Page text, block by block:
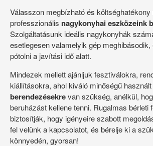
Válasszon megbízható és költséghatékony
professzionális nagykonyhai eszközeink
Szolgáltatásunk ideális nagykonyhák
esetlegesen valamelyik gép meghibásodik,
pótolni a javítási idő alatt.
Mindezek mellett ajánljuk fesztiválokra,
kiállításokra, ahol kiváló minőségű használt
berendezésekrevan szükség, anélkül,
beruházást kellene tenni. Rugalmas bérleti
biztosítják, hogy igényeire szabott
fel velünk a kapcsolatot, és bérelje ki a
könnyedén, gyorsan!